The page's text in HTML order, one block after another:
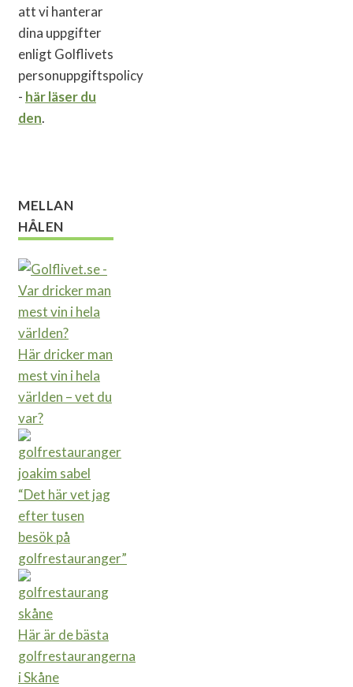
att vi hanterar
dina uppgifter
enligt Golflivets
personuppgiftspolicy
- här läser du
den.
MELLAN
HÅLEN
Här dricker man
mest vin i hela
världen – vet du
var?
“Det här vet jag
efter tusen
besök på
golfrestauranger”
Här är de bästa
golfrestaurangerna
i Skåne